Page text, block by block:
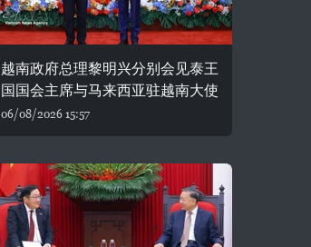
越南政府总理黎明兴分别会见泰王
国国会主席与马来西亚驻越南大使
06/08/2026 15:57